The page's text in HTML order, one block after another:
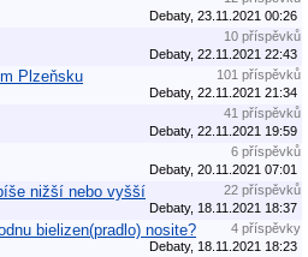
Debaty, 23.11.2021 00:26
10 příspěvků
Debaty, 22.11.2021 22:43
Plzeňsku
101 příspěvků
Debaty, 22.11.2021 21:34
41 příspěvků
Debaty, 22.11.2021 19:59
6 příspěvků
Debaty, 20.11.2021 07:01
nižší nebo vyšší
22 příspěvků
Debaty, 18.11.2021 18:37
bielizen(pradlo) nosite?
4 příspěvky
Debaty, 18.11.2021 18:23